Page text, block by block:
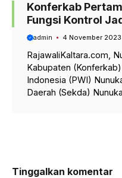
Konferkab
Fungsi Kontrol
admin 4 November 2023
RajawaliKaltara.com,
Kabupaten
Indonesia (PWI)
Daerah (Sekda)
Tinggalkan komentar